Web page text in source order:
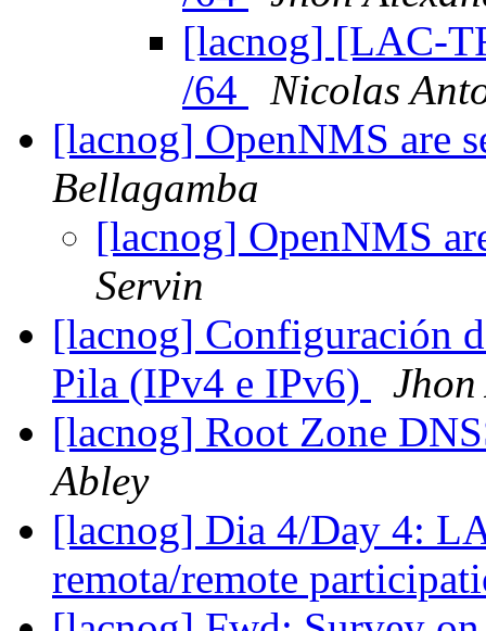
[lacnog] [LAC-
/64
Nicolas
[lacnog] OpenNMS are
Bellagamba
[lacnog] OpenNMS
Servin
[lacnog] Configuración
Pila (IPv4 e IPv6)
[lacnog] Root Zone
Abley
[lacnog] Dia 4/Day 4:
remota/remote